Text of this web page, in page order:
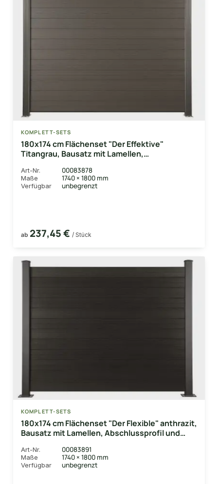
KOMPLETT-SETS
180x174 cm Flächenset "Der Effektive"
Titangrau, Bausatz mit Lamellen,
Art-Nr. 00083878
Maße 1740 × 1800 mm
Verfügbar unbegrenzt
ab 237,45 € / Stück
KOMPLETT-SETS
180x174 cm Flächenset "Der Flexible" anthrazit,
Bausatz mit Lamellen, Abschlussprofil und
Art-Nr. 00083891
Maße 1740 × 1800 mm
Verfügbar unbegrenzt